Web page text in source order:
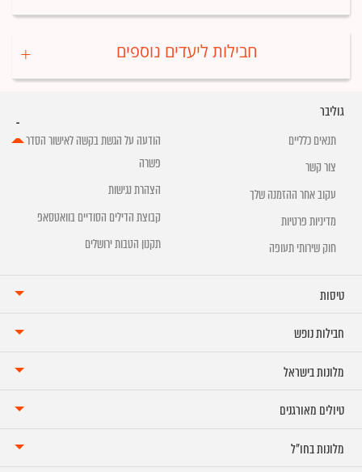
חבילות ליעדים נוספים
גוליבר
תנאים כלליים
צור קשר
עקוב אחר ההזמנה שלך
מדיניות פרטיות
חוק שירותי תעופה
הודעה על הגשת בקשה לאישור הסדר
פשרה
הצהרת נגישות
קבוצת הדילים הסודיים בוואטסאפ
תקנון הטבות ירושלים
טיסות
חבילות נופש
מלונות בישראל
טיולים מאורגנים
מלונות בחו"ל